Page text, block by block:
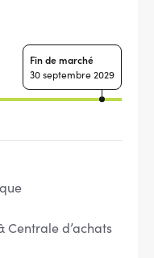
Fin de marché
30 septembre 2029
Centrale d’achats